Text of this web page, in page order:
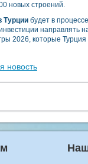
новых строений.
Турции будет в
направлять
2026, которые
новость